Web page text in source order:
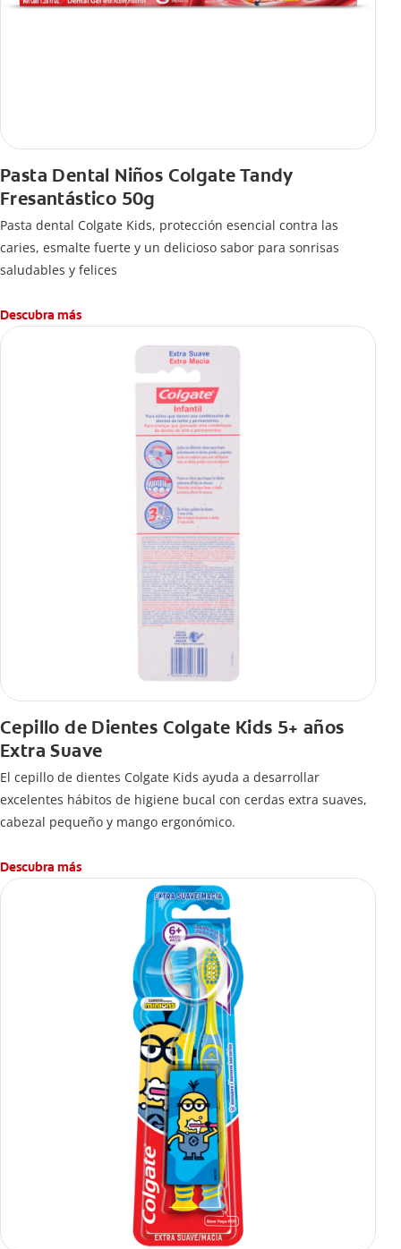
Pasta Dental Niños Colgate Tandy
Fresantástico 50g
Pasta dental Colgate Kids, protección esencial contra las
caries, esmalte fuerte y un delicioso sabor para sonrisas
saludables y felices
Descubra más
Cepillo de Dientes Colgate Kids 5+ años
Extra Suave
El cepillo de dientes Colgate Kids ayuda a desarrollar
excelentes hábitos de higiene bucal con cerdas extra suaves,
cabezal pequeño y mango ergonómico.
Descubra más